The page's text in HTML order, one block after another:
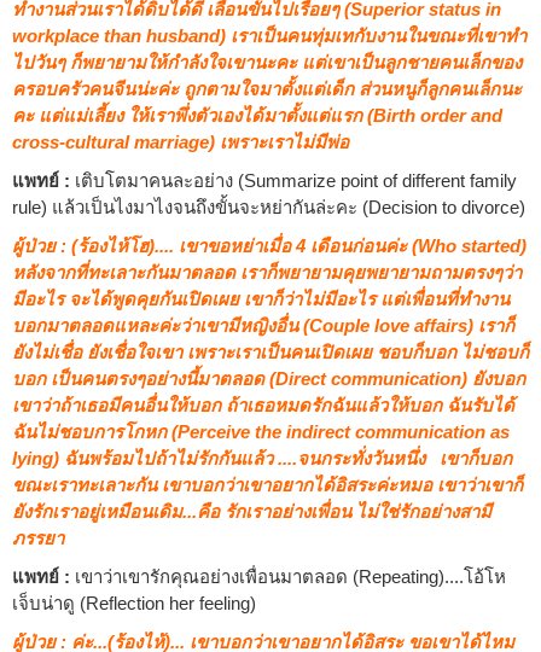
ทำงานส่วนเราได้ดิบได้ดี เลื่อนขั้นไปเรื่อยๆ (Superior status in
workplace than husband) เราเป็นคนทุ่มเทกับงานในขณะที่เขาทำ
ไปวันๆ ก็พยายามให้กำลังใจเขานะคะ แต่เขาเป็นลูกชายคนเล็กของ
ครอบครัวคนจีนน่ะค่ะ ถูกตามใจมาตั้งแต่เด็ก ส่วนหนูก็ลูกคนเล็กนะ
คะ แต่แม่เลี้ยง ให้เราพึ่งตัวเองได้มาตั้งแต่แรก (Birth order and
cross-cultural marriage) เพราะเราไม่มีพ่อ
แพทย์ : เติบโตมาคนละอย่าง (Summarize point of different family
rule) แล้วเป็นไงมาไงจนถึงขั้นจะหย่ากันล่ะคะ (Decision to divorce)
ผู้ป่วย : (ร้องไห้โฮ).... เขาขอหย่าเมื่อ 4 เดือนก่อนค่ะ (Who started)
หลังจากที่ทะเลาะกันมาตลอด เราก็พยายามคุยพยายามถามตรงๆว่า
มีอะไร จะได้พูดคุยกันเปิดเผย เขาก็ว่าไม่มีอะไร แต่เพื่อนที่ทำงาน
บอกมาตลอดแหละค่ะว่าเขามีหญิงอื่น (Couple love affairs) เราก็
ยังไม่เชื่อ ยังเชื่อใจเขา เพราะเราเป็นคนเปิดเผย ชอบก็บอก ไม่ชอบก็
บอก เป็นคนตรงๆอย่างนี้มาตลอด (Direct communication) ยังบอก
เขาว่าถ้าเธอมีคนอื่นให้บอก ถ้าเธอหมดรักฉันแล้วให้บอก ฉันรับได้
ฉันไม่ชอบการโกหก (Perceive the indirect communication as
lying) ฉันพร้อมไปถ้าไม่รักกันแล้ว ....จนกระทั่งวันหนึ่ง เขาก็บอก
ขณะเราทะเลาะกัน เขาบอกว่าเขาอยากได้อิสระค่ะหมอ เขาว่าเขาก็
ยังรักเราอยู่เหมือนเดิม...คือ รักเราอย่างเพื่อน ไม่ใช่รักอย่างสามี
ภรรยา
แพทย์ : เขาว่าเขารักคุณอย่างเพื่อนมาตลอด (Repeating)....โอ้โห
เจ็บน่าดู (Reflection her feeling)
ผู้ป่วย : ค่ะ...(ร้องไห้)... เขาบอกว่าเขาอยากได้อิสระ ขอเขาได้ไหม